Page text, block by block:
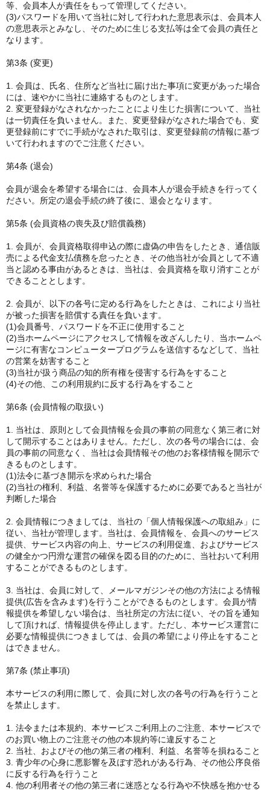
等、会員本人が責任をもって管理してください。
(3)パスワードを用いて当社に対して行われた意思表示は、会員本人
の意思表示とみなし、そのために生じる支払等は全て会員の責任と
なります。
第3条 (変更)
1. 会員は、氏名、住所など当社に届け出た事項に変更があった場合
には、速やかに当社に連絡するものとします。
2. 変更登録がなされなかったことにより生じた損害について、当社
は一切責任を負いません。また、変更登録がなされた場合でも、変
更登録前にすでに手続がなされた取引は、変更登録前の情報に基づ
いて行われますのでご注意ください。
第4条 (退会)
会員が退会を希望する場合には、会員本人が退会手続きを行ってく
ださい。所定の退会手続の終了後に、退会となります。
第5条 (会員資格の喪失及び賠償義務)
1. 会員が、会員資格取得申込の際に虚偽の申告をしたとき、通信販
売による代金支払債務を怠ったとき、その他当社が会員として不適
当と認める事由があるときは、当社は、会員資格を取り消すことが
できることとします。
2. 会員が、以下の各号に定める行為をしたときは、これにより当社
が被った損害を賠償する責任を負います。
(1)会員番号、パスワードを不正に使用すること
(2)当ホームページにアクセスして情報を改ざんしたり、当ホームペ
ージに有害なコンピュータープログラムを送信するなどして、当社
の営業を妨害すること
(3)当社が扱う商品の知的所有権を侵害する行為をすること
(4)その他、この利用規約に反する行為をすること
第6条 (会員情報の取扱い)
1. 当社は、原則として会員情報を会員の事前の同意なく第三者に対
して開示することはありません。ただし、次の各号の場合には、会
員の事前の同意なく、当社は会員情報その他のお客様情報を開示で
きるものとします。
(1)法令に基づき開示を求められた場合
(2)当社の権利、利益、名誉等を保護するために必要であると当社が
判断した場合
2. 会員情報につきましては、当社の「個人情報保護への取組み」に
従い、当社が管理します。当社は、会員情報を、会員へのサービス
提供、サービス内容の向上、サービスの利用促進、およびサービス
の健全かつ円滑な運営の確保を図る目的のために、当社おいて利用
することができるものとします。
3. 当社は、会員に対して、メールマガジンその他の方法による情報
提供(広告を含みます)を行うことができるものとします。会員が情
報提供を希望しない場合は、当社所定の方法に従い、その旨を通知
して頂ければ、情報提供を停止します。ただし、本サービス運営に
必要な情報提供につきましては、会員の希望により停止をすること
はできません。
第7条 (禁止事項)
本サービスの利用に際して、会員に対し次の各号の行為を行うこと
を禁止します。
1. 法令または本規約、本サービスご利用上のご注意、本サービスで
のお買い物上のご注意その他の本規約等に違反すること
2. 当社、およびその他の第三者の権利、利益、名誉等を損ねること
3. 青少年の心身に悪影響を及ぼす恐れがある行為、その他公序良俗
に反する行為を行うこと
4. 他の利用者その他の第三者に迷惑となる行為や不快感を抱かせる